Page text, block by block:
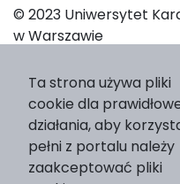
© 2023 Uniwersytet
w Warszawie
Platform & Workflow
Ta strona używa pliki
cookie dla
działania, aby
pełni z portalu należy
zaakceptować pliki